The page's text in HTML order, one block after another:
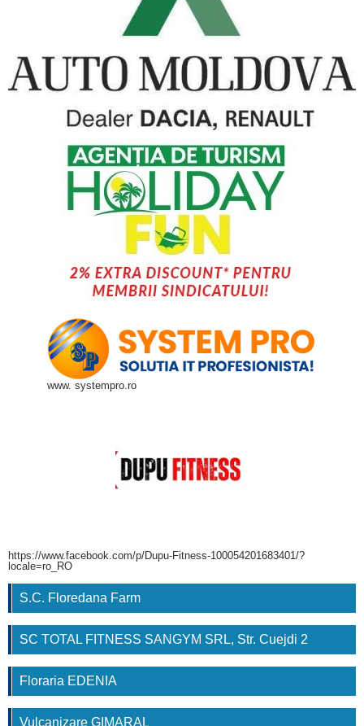
www. systempro.ro
https://www.facebook.com/p/Dupu-Fitness-100054201683401/?
locale=ro_RO
S.C. Floredana Farm
SC TOTAL FITNESS SANGYM SRL, Str. Cuejdi 2
Floraria EDENIA
Vulcanizare GIMARAL